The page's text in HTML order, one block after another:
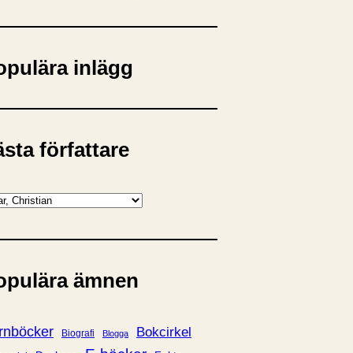
inlägg
författare
ämnen
Biografi Blogga Bokcirkel